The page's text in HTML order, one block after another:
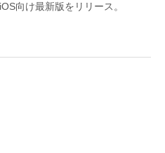
向け最新版をリリース。